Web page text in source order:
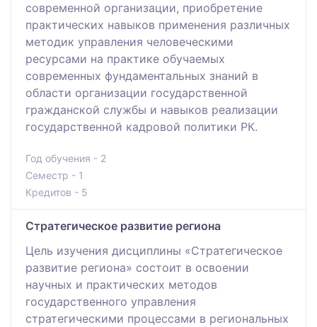
современной организации, приобретение
практических навыков применения различных
методик управления человеческими
ресурсами на практике обучаемых
современных фундаментальных знаний в
области организации государственной
гражданской службы и навыков реализации
государственной кадровой политики РК.
Год обучения - 2
Семестр - 1
Кредитов - 5
Стратегическое развитие региона
Цель изучения дисциплины «Стратегическое
развитие региона» состоит в освоении
научных и практических методов
государственного управления
стратегическими процессами в региональных